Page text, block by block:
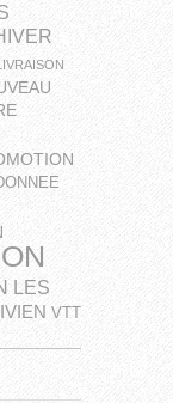
LES
VTT